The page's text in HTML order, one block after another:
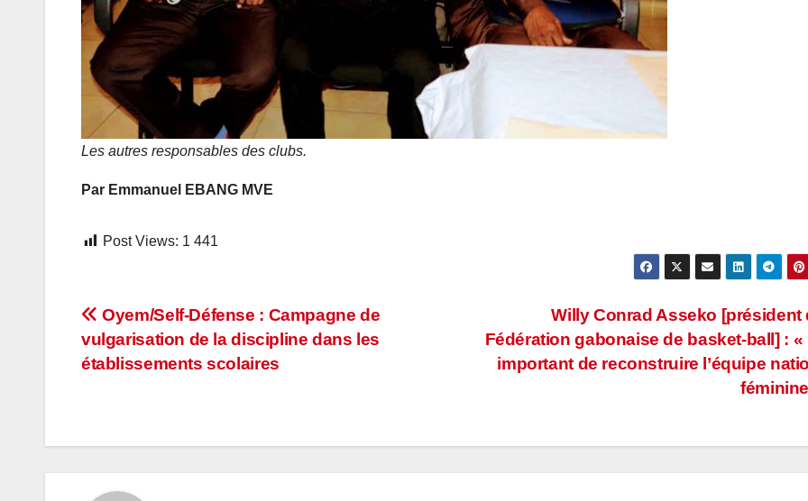
Les autres responsables des clubs.
Par Emmanuel EBANG MVE
Post Views: 1 441
Navigation
de
Willy Conrad Asseko [président
Fédération gabonaise de basket-ball] : «
important de reconstruire l’équipe
Oyem/Self-Défense : Campagne de
vulgarisation de la discipline dans les
établissements scolaires